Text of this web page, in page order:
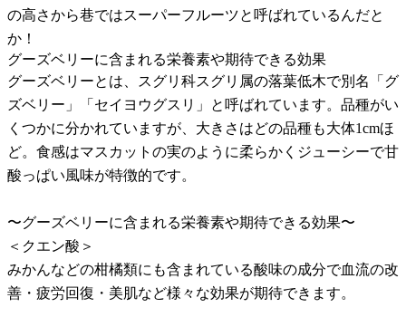
の高さから巷ではスーパーフルーツと呼ばれているんだと
か！
グーズベリーに含まれる栄養素や期待できる効果
グーズベリーとは、スグリ科スグリ属の落葉低木で別名「グ
ズベリー」「セイヨウグスリ」と呼ばれています。品種がい
くつかに分かれていますが、大きさはどの品種も大体1cmほ
ど。食感はマスカットの実のように柔らかくジューシーで甘
酸っぱい風味が特徴的です。
〜グーズベリーに含まれる栄養素や期待できる効果〜
＜クエン酸＞
みかんなどの柑橘類にも含まれている酸味の成分で血流の改
善・疲労回復・美肌など様々な効果が期待できます。